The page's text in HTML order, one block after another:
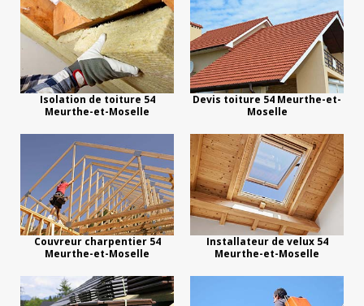
Isolation de toiture 54
Meurthe-et-Moselle
Devis toiture 54 Meurthe-et-
Moselle
Couvreur charpentier 54
Meurthe-et-Moselle
Installateur de velux 54
Meurthe-et-Moselle